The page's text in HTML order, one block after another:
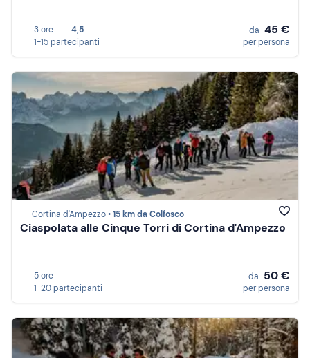
3 ore
4,5
1-15 partecipanti
da 45 €
per persona
Cortina d'Ampezzo •15 km da Colfosco
Ciaspolata alle Cinque Torri di Cortina d'Ampezzo
5 ore
1-20 partecipanti
da 50 €
per persona